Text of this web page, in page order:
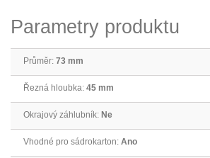
Parametry produktu
Průměr: 73 mm
Řezná hloubka: 45 mm
Okrajový záhlubník: Ne
Vhodné pro sádrokarton: Ano